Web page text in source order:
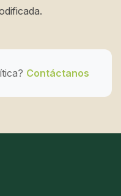
Contáctanos